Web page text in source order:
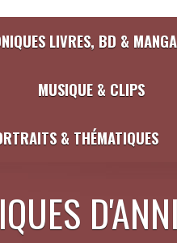
LIVRES, BD &
MUSIQUE & CLIPS
& THÉMATIQUES